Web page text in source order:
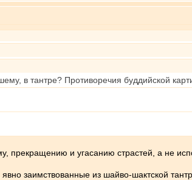
в тантре? Противоречия буддийской
прекращению и угасанию страстей, а не
заимствованные из шайво-шактской